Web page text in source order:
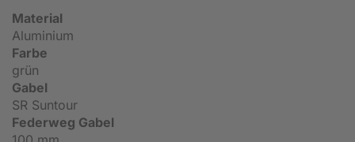
Material
Aluminium
Farbe
grün
Gabel
SR Suntour
Federweg Gabel